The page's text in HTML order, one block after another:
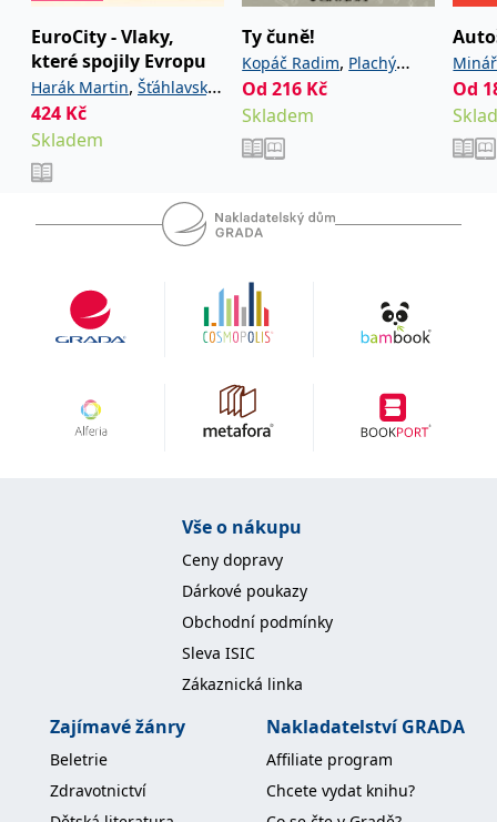
EuroCity - Vlaky,
které spojily Evropu
Harák Martin, Šťáhlavský
Petr
424 Kč
Skladem
Ty čuně!
Kopáč Radim, Plachý
Jaromír
Od216 Kč
Skladem
Od
Vše o nákupu
Ceny dopravy
Dárkové poukazy
Obchodní podmínky
Sleva ISIC
Zákaznická linka
Zajímavé žánry
Beletrie
Zdravotnictví
Nakladatelství GRADA
Affiliate program
Chcete vydat knihu?